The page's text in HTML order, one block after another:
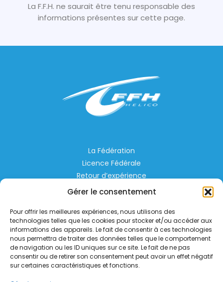
Gérer le consentement
Pour offrir les meilleures expériences, nous utilisons des
technologies telles que les cookies pour stocker et/ou accéder aux
informations des appareils. Le fait de consentir à ces technologies
nous permettra de traiter des données telles que le comportement
de navigation ou les ID uniques sur ce site. Le fait de ne pas
consentir ou de retirer son consentement peut avoir un effet négatif
sur certaines caractéristiques et fonctions.
La F.F.H. ne saurait être tenu responsable des
informations présentes sur cette page.
La Fédération
Licence Fédérale
Retour d’expérience
Espace Privé
Liens Utiles
Aérodrome de Lognes Emerainville
77185 LOGNES
contact@helico.org